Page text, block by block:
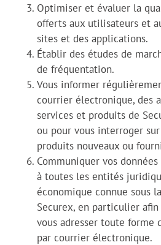
Optimiser et évaluer la
offerts aux utilisateurs et
sites et des applications.
Établir des études de
de fréquentation.
Vous informer
courrier électronique, des
services et produits de
ou pour vous interroger
produits nouveaux ou
Communiquer vos
à toutes les entités
économique connue sous
Securex, en particulier
vous adresser toute forme
par courrier électronique.